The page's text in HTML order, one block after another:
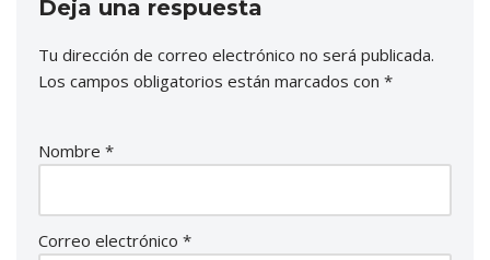
Deja una respuesta
Tu dirección de correo electrónico no será publicada.
Los campos obligatorios están marcados con *
Nombre *
Correo electrónico *